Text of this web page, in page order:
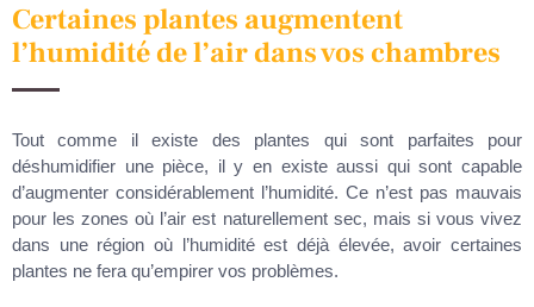
Certaines plantes augmentent
l’humidité de l’air dans vos chambres
Tout comme il existe des plantes qui sont parfaites pour
déshumidifier une pièce, il y en existe aussi qui sont capable
d’augmenter considérablement l’humidité. Ce n’est pas mauvais
pour les zones où l’air est naturellement sec, mais si vous vivez
dans une région où l’humidité est déjà élevée, avoir certaines
plantes ne fera qu’empirer vos problèmes.